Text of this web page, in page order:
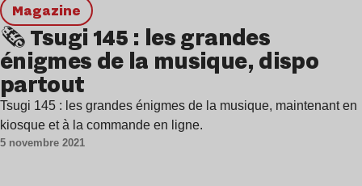
Hardcore
Global Club
Nu Jazz
Indie
magazine
🗞 Tsugi 145 : les grandes
énigmes de la musique, dispo
partout
Tsugi 145 : les grandes énigmes de la musique, maintenant en
kiosque et à la commande en ligne.
5 novembre 2021